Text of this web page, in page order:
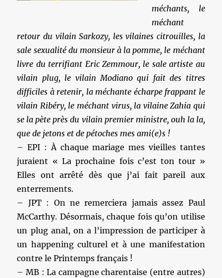
méchants, le
méchant
retour du vilain Sarkozy, les vilaines citrouilles, la
sale sexualité du monsieur à la pomme, le méchant
livre du terrifiant Eric Zemmour, le sale artiste au
vilain plug, le vilain Modiano qui fait des titres
difficiles à retenir, la méchante écharpe frappant le
vilain Ribéry, le méchant virus, la vilaine Zahia qui
se la pète près du vilain premier ministre, ouh la la,
que de jetons et de pétoches mes ami(e)s !
– EPI : À chaque mariage mes vieilles tantes
juraient « La prochaine fois c’est ton tour »
Elles ont arrêté dès que j’ai fait pareil aux
enterrements.
– JPT : On ne remerciera jamais assez Paul
McCarthy. Désormais, chaque fois qu’on utilise
un plug anal, on a l’impression de participer à
un happening culturel et à une manifestation
contre le Printemps français !
– MB : La campagne charentaise (entre autres)